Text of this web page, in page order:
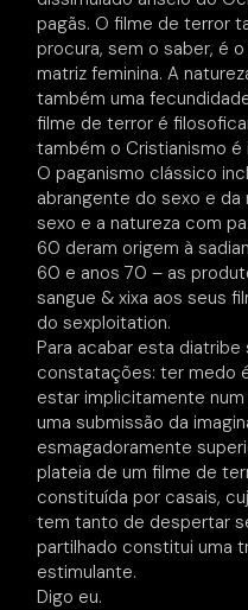
pagãs. O filme de terror
procura, sem o saber, é
matriz feminina. A
também uma
filme de terror é
também o Cristianismo é
O paganismo clássico
abrangente do sexo e
sexo e a natureza com
60 deram origem à
60 e anos 70 – as
sangue & xixa aos seus
do sexploitation.
Para acabar esta
constatações: ter medo
estar implicitamente num
uma submissão da
esmagadoramente
plateia de um filme de
constituída por casais,
tem tanto de despertar
partilhado constitui uma
estimulante.
Digo eu.